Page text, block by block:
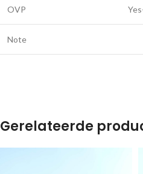
OVP
Note
Gerelateerde